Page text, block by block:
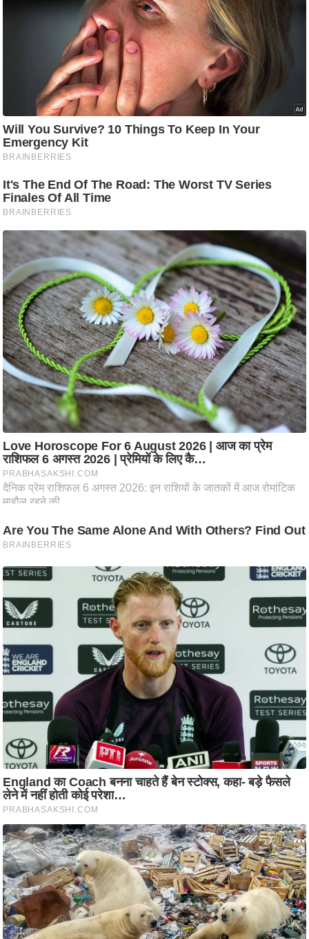
यि
क
तृ
भू
भ
ए
म
.
आ
र
.
आ
ई
.
चा
य
प
र
मी
ध
र्म
ज्यो
ष
प्र
भु
म
हि
मा
/
ध
र्म
स्थ
ल
व्र
त
त्यो
हा
र